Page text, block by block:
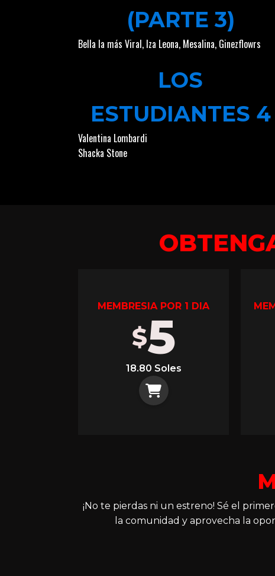
(PARTE 3)
Bella la más Viral, Iza Leona, Mesalina, Ginezflowrs
LOS
ESTUDIANTES 4
Valentina Lombardi
Shacka Stone
MEMBRESIA POR 1 DIA
$5
18.80 Soles
¡No te pierdas ni un estreno! Sé el
la comunidad y aprovecha la